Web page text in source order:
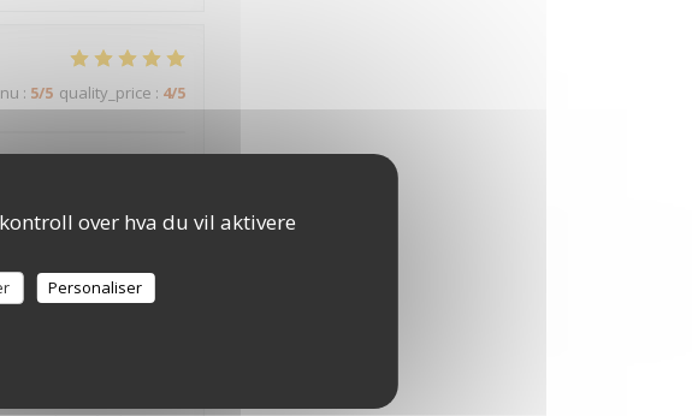
over hva du vil aktivere
Personaliser
: 5/5 quality_price : 4/5
soirée, et
très déçu. Les plats